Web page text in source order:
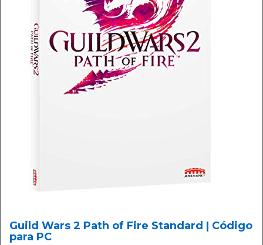
Guild Wars 2 Path of Fire Standard | Código
para PC